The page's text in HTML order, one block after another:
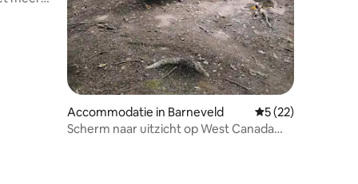
Accommodatie in Barneveld Gemiddelde
5 (22)
Scherm naar uitzicht op West Canada